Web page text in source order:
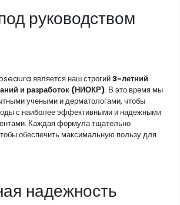
руководством
является наш строгий3-летний
и разработок (НИОКР). В это время мы
учеными и дерматологами, чтобы
с наиболее эффективными и надежными
Каждая формула тщательно
обеспечить максимальную пользу для
надежность